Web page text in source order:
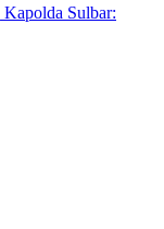
Sulbar: